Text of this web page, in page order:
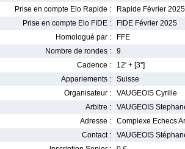
Prise en compte Elo Rapide :
Rapide Février 2025
Prise en compte Elo FIDE :
FIDE Février 2025
Homologué par :
FFE
Nombre de rondes :
9
Cadence :
12' + [3'']
Appariements :
Suisse
Organisateur :
VAUGEOIS Cyrille
Arbitre :
VAUGEOIS
Adresse :
Complexe Echecs
Contact :
VAUGEOIS